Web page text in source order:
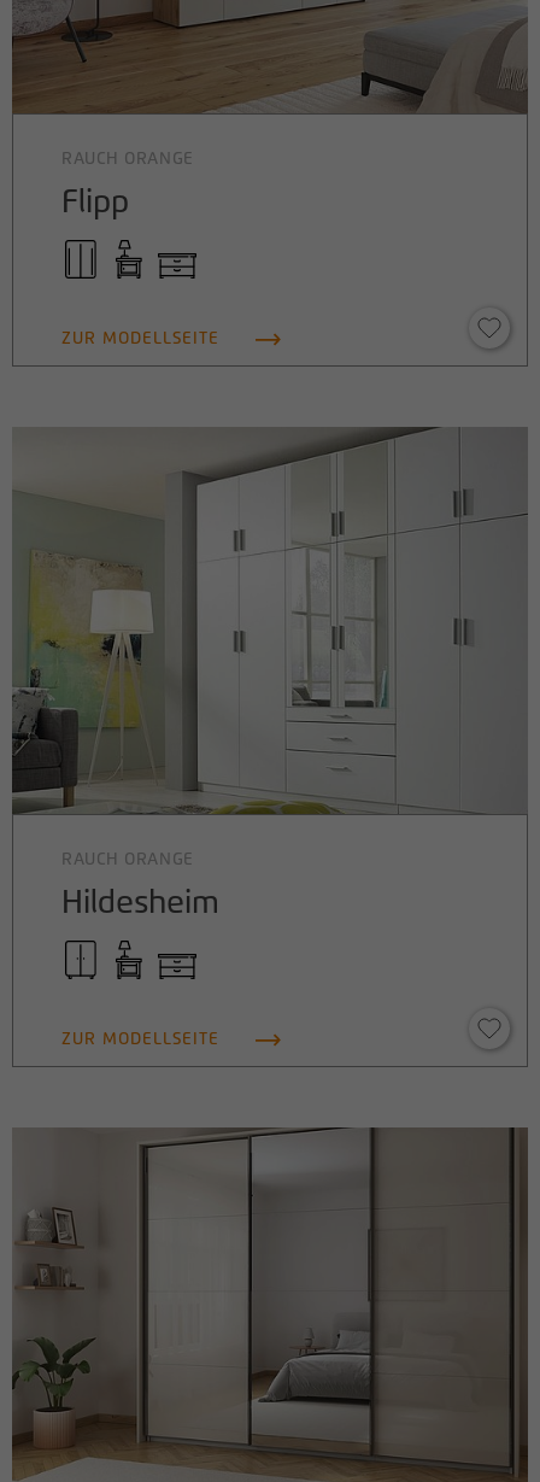
RAUCH ORANGE
Flipp
ZUR MODELLSEITE
RAUCH ORANGE
Hildesheim
ZUR MODELLSEITE